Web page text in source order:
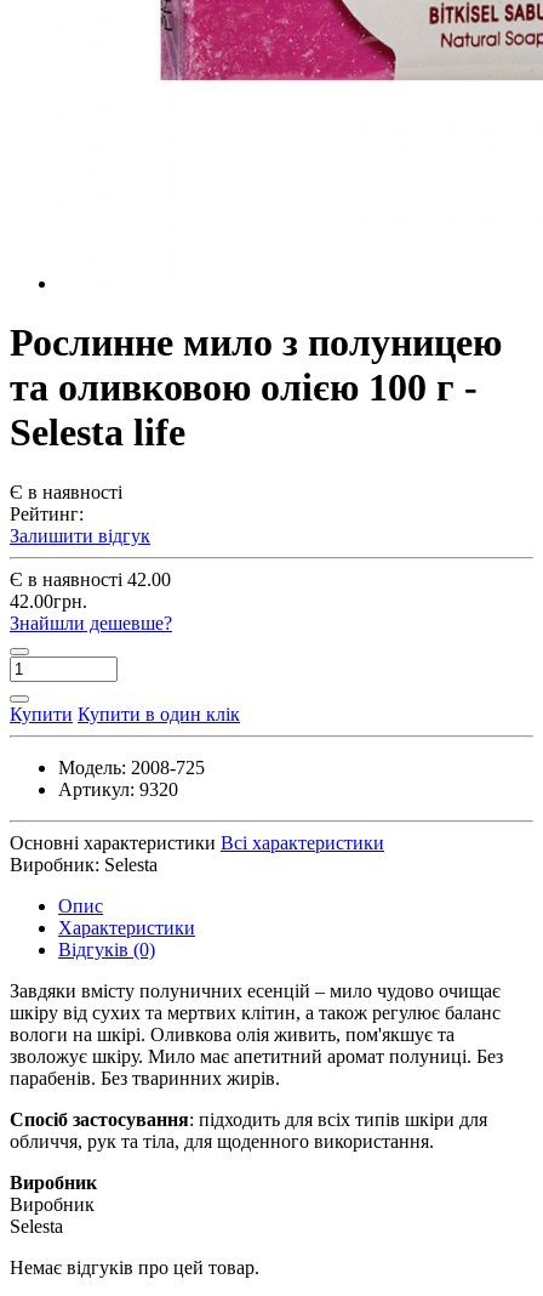
Рослинне мило з полуницею
та оливковою олією 100 г -
Selesta life
Є в наявності
Рейтинг:
Залишити відгук
Є в наявності 42.00
42.00грн.
Знайшли дешевше?
Купити Купити в один клік
Модель: 2008-725
Артикул: 9320
Основні характеристики Всі характеристики
Виробник: Selesta
Опис
Характеристики
Відгуків (0)
Завдяки вмісту полуничних есенцій – мило чудово очищає
шкіру від сухих та мертвих клітин, а також регулює баланс
вологи на шкірі. Оливкова олія живить, пом'якшує та
зволожує шкіру. Мило має апетитний аромат полуниці. Без
парабенів. Без тваринних жирів.
Спосіб застосування: підходить для всіх типів шкіри для
обличчя, рук та тіла, для щоденного використання.
Виробник
Виробник
Selesta
Немає відгуків про цей товар.